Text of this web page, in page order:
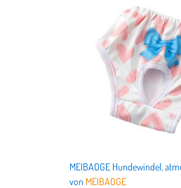
von MEIBAOGE